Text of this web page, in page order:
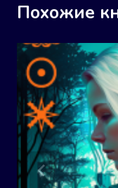
Похожие